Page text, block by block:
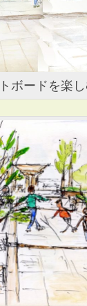
ボードを楽